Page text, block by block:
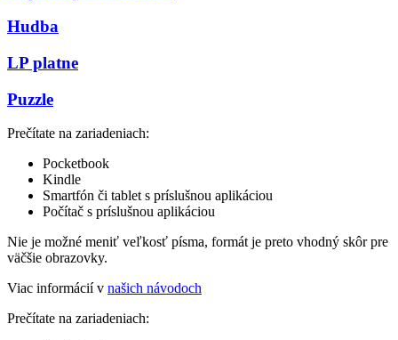
Hudba
LP platne
Puzzle
Prečítate na zariadeniach:
Pocketbook
Kindle
Smartfón či tablet s príslušnou aplikáciou
Počítač s príslušnou aplikáciou
Nie je možné meniť veľkosť písma, formát je preto vhodný skôr pre
väčšie obrazovky.
Viac informácií v našich návodoch
Prečítate na zariadeniach: